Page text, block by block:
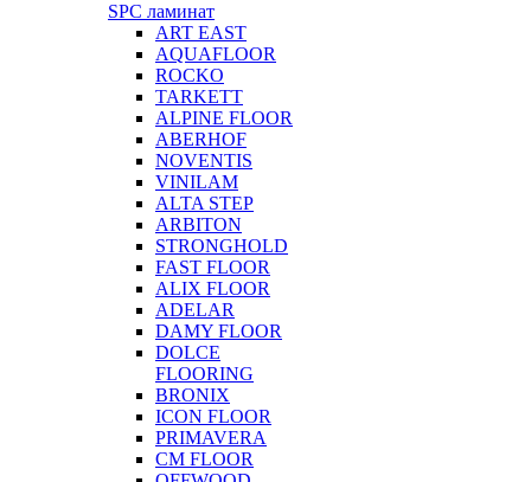
SPC ламинат
ART EAST
AQUAFLOOR
ROCKO
TARKETT
ALPINE FLOOR
ABERHOF
NOVENTIS
VINILAM
ALTA STEP
ARBITON
STRONGHOLD
FAST FLOOR
ALIX FLOOR
ADELAR
DAMY FLOOR
DOLCE
FLOORING
BRONIX
ICON FLOOR
PRIMAVERA
CM FLOOR